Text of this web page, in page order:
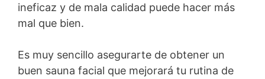
ineficaz y de mala calidad puede hacer más
mal que bien.
Es muy sencillo asegurarte de obtener un
buen sauna facial que mejorará tu rutina de